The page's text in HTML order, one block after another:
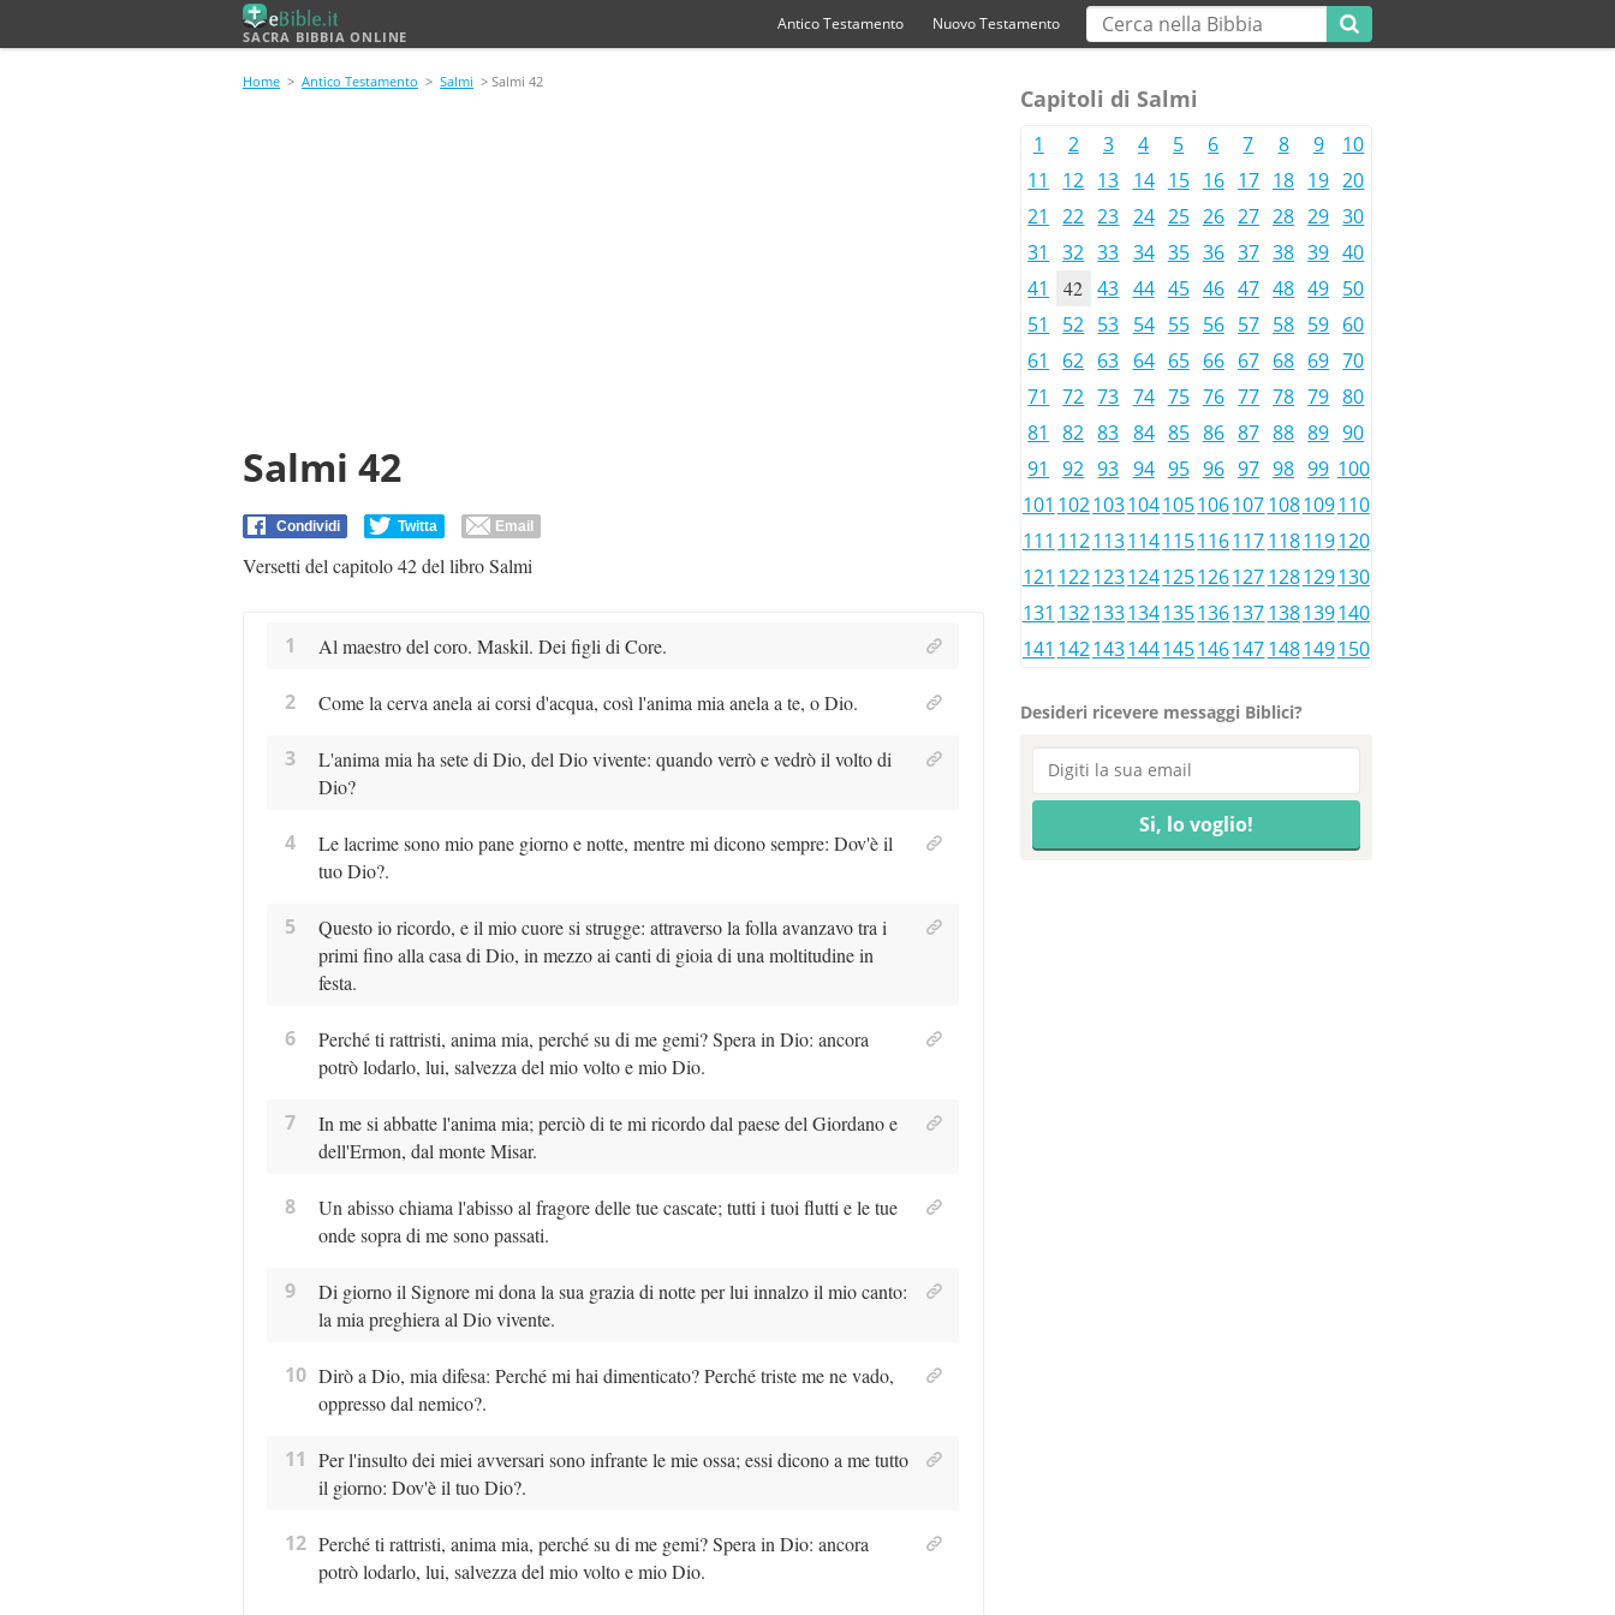
SACRA BIBBIA ONLINE
Antico Testamento Nuovo Testamento
Home > Antico Testamento > Salmi > Salmi 42
Salmi 42
Condividi Twitta Email
Versetti del capitolo 42 del libro Salmi
1 Al maestro del coro. Maskil. Dei figli di Core.
2 Come la cerva anela ai corsi d'acqua, così l'anima mia anela a te, o Dio.
3
L'anima mia ha sete di Dio, del Dio vivente: quando verrò e vedrò il volto di
Dio?
4
Le lacrime sono mio pane giorno e notte, mentre mi dicono sempre: Dov'è il
tuo Dio?.
5
Questo io ricordo, e il mio cuore si strugge: attraverso la folla avanzavo tra i
primi fino alla casa di Dio, in mezzo ai canti di gioia di una moltitudine in
festa.
6
Perché ti rattristi, anima mia, perché su di me gemi? Spera in Dio: ancora
potrò lodarlo, lui, salvezza del mio volto e mio Dio.
7
In me si abbatte l'anima mia; perciò di te mi ricordo dal paese del Giordano e
dell'Ermon, dal monte Misar.
8
Un abisso chiama l'abisso al fragore delle tue cascate; tutti i tuoi flutti e le tue
onde sopra di me sono passati.
9
Di giorno il Signore mi dona la sua grazia di notte per lui innalzo il mio canto:
la mia preghiera al Dio vivente.
10 Dirò a Dio, mia difesa: Perché mi hai dimenticato? Perché triste me ne vado,
oppresso dal nemico?.
11 Per l'insulto dei miei avversari sono infrante le mie ossa; essi dicono a me tutto
il giorno: Dov'è il tuo Dio?.
12 Perché ti rattristi, anima mia, perché su di me gemi? Spera in Dio: ancora
potrò lodarlo, lui, salvezza del mio volto e mio Dio.
Capitoli di Salmi
1 2 3 4 5 6 7 8 9
10
11
12 13 14 15 16 17 18 19 20
21
22 23 24 25 26 27 28 29 30
31
32 33 34 35 36 37 38 39 40
41
42 43 44 45 46 47 48 49 50
51
52 53 54 55 56 57 58 59 60
61
62 63 64 65 66 67 68 69 70
71
72 73 74 75 76 77 78 79 80
81
82 83 84 85 86 87 88 89 90
91
92 93 94 95 96 97 98 99 100
101 102103104105106107108109110
111 112113114115116117118119120
121 122123124125126127128129130
131 132133134135136137138139140
141 142143144145146147148149150
Desideri ricevere messaggi Biblici?